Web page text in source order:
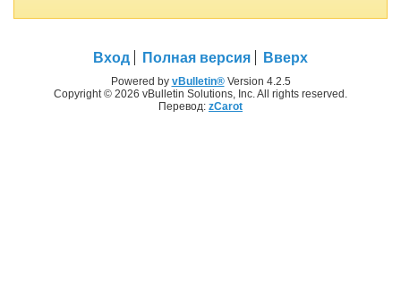
Вход Полная версия Вверх
Powered by vBulletin®Version 4.2.5
Copyright © 2026 vBulletin Solutions, Inc. All rights reserved.
Перевод: zCarot